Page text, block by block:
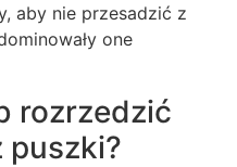
aby nie przesadzić z
one
rozrzedzić
puszki?